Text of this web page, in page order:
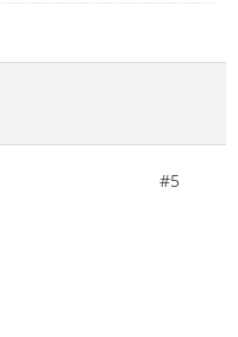
#5